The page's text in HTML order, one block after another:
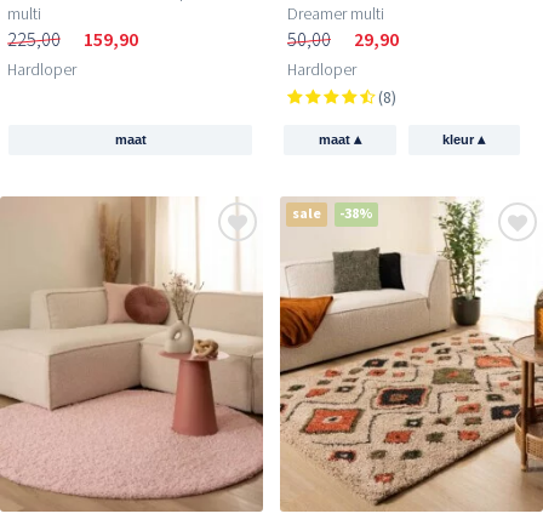
multi
225,00 159,90
Hardloper
maat
Dreamer multi
50,00 29,90
Hardloper
(8)
maat ▴ kleur▴
sale -38%